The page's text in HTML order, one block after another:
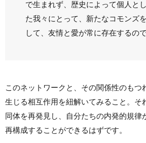
で生まれず、歴史によって個人と
た我々にとって、新たなコモンズ
して、友情と愛が常に存在するので
このネットワークと、その関係性のもつ
生じる相互作用を紐解いてみること。そ
同体を再発見し、自分たちの内発的規律
再構成することができるはずです。